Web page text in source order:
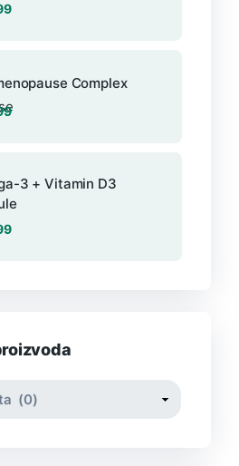
Complex
3 + Vitamin D3